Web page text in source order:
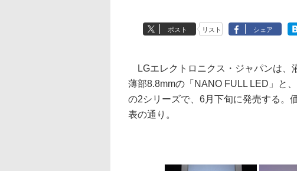
ポスト リスト シェア
LGエレクトロニクス・ジャパンは、
薄部8.8mmの「NANO FULL LED」と
の2シリーズで、6月下旬に発売する。
表の通り。